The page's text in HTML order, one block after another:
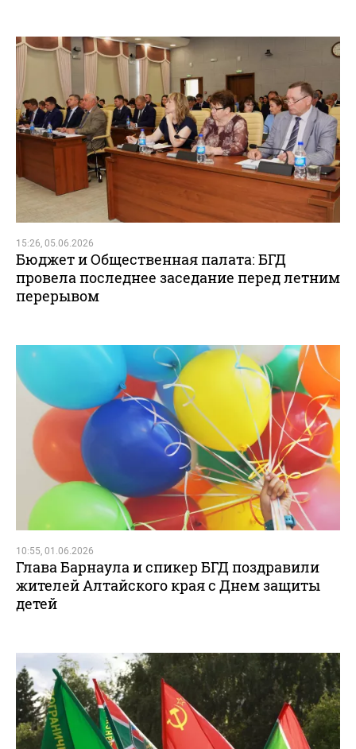
15:26, 05.06.2026
Бюджет и Общественная палата: БГД
провела последнее заседание перед летним
перерывом
10:55, 01.06.2026
Глава Барнаула и спикер БГД поздравили
жителей Алтайского края с Днем защиты
детей